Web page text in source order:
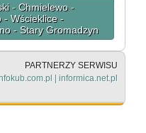
- Chmielewo -
- Wścieklice -
- Stary Gromadzyn
PARTNERZY SERWISU
| informica.net.pl